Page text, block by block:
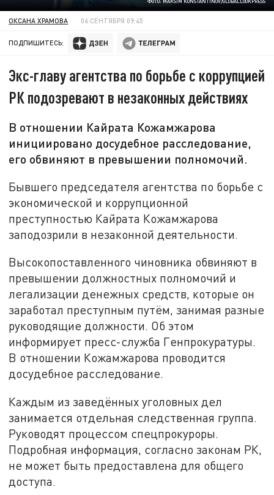
ФОТО: MAKSIM KONSTANTINOV/GLOBALLOOKPRESS
ОКСАНА ХРАМОВА 06 СЕНТЯБРЯ 09:45
ПОДПИШИТЕСЬ:
Экс-главу агентства по борьбе с коррупцией
РК подозревают в незаконных действиях
В отношении Кайрата Кожамжарова
инициировано досудебное расследование,
его обвиняют в превышении полномочий.
Бывшего председателя агентства по борьбе с
экономической и коррупционной
преступностью Кайрата Кожамжарова
заподозрили в незаконной деятельности.
Высокопоставленного чиновника обвиняют в
превышении должностных полномочий и
легализации денежных средств, которые он
заработал преступным путём, занимая разные
руководящие должности. Об этом
информирует пресс-служба Генпрокуратуры.
В отношении Кожамжарова проводится
досудебное расследование.
Каждым из заведённых уголовных дел
занимается отдельная следственная группа.
Руководят процессом спецпрокуроры.
Подробная информация, согласно законам РК,
не может быть предоставлена для общего
доступа.